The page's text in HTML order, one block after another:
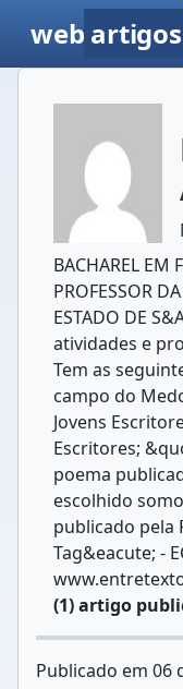
web artigos
BACHAREL EM
PROFESSOR
ESTADO DE
atividades e
Tem as
campo do
Jovens
Escritores;
poema
escolhido
publicado pela
Tag&eacute; -
(1) artigo
Publicado em 06